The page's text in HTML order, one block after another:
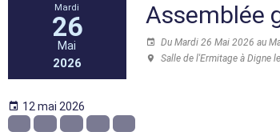
Mardi
26
Mai
2026
Assemblée
Du Mardi 26 Mai 2026 au
Salle de l'Ermitage à Digne
12 mai 2026